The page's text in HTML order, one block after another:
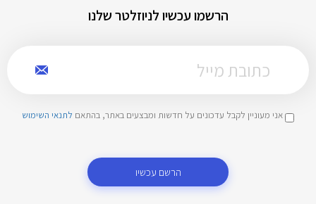
הרשמו עכשיו לניוזלטר שלנו
אני מעוניין לקבל עדכונים על חדשות ומבצעים באתר, בהתאם לתנאי השימוש
הרשם עכשיו